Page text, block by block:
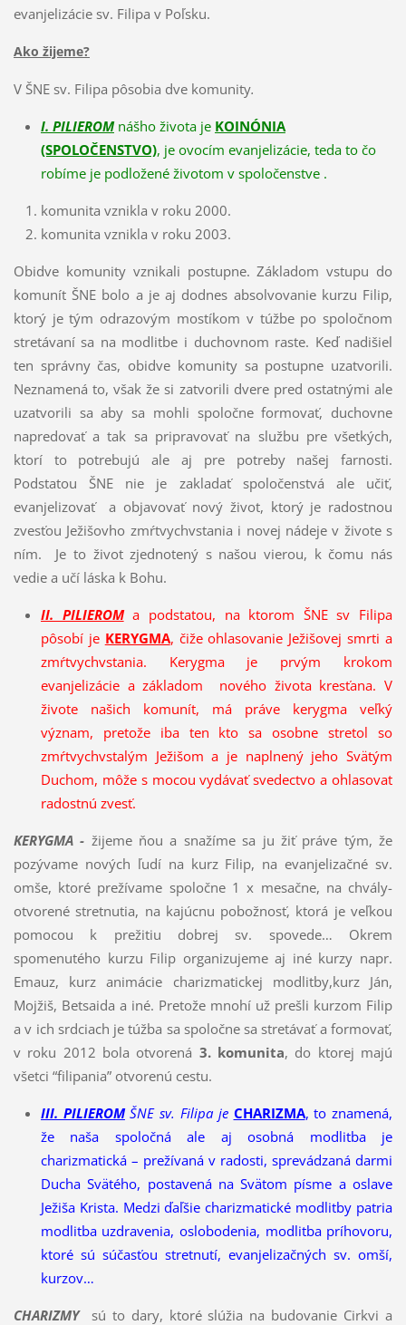
evanjelizácie sv. Filipa v Poľsku.
Ako žijeme?
V ŠNE sv. Filipa pôsobia dve komunity.
I. PILIEROMnášho života je KOINÓNIA
(SPOLOČENSTVO), je ovocím evanjelizácie, teda to čo
robíme je podložené životom v spoločenstve .
komunita vznikla v roku 2000.
komunita vznikla v roku 2003.
Obidve komunity vznikali postupne. Základom vstupu do
komunít ŠNE bolo a je aj dodnes absolvovanie kurzu Filip,
ktorý je tým odrazovým mostíkom v túžbe po spoločnom
stretávaní sa na modlitbe i duchovnom raste. Keď nadišiel
ten správny čas, obidve komunity sa postupne uzatvorili.
Neznamená to, však že si zatvorili dvere pred ostatnými ale
uzatvorili sa aby sa mohli spoločne formovať, duchovne
napredovať a tak sa pripravovať na službu pre všetkých,
ktorí to potrebujú ale aj pre potreby našej farnosti.
Podstatou ŠNE nie je zakladať spoločenstvá ale učiť,
evanjelizovať a objavovať nový život, ktorý je radostnou
zvesťou Ježišovho zmŕtvychvstania i novej nádeje v živote s
ním. Je to život zjednotený s našou vierou, k čomu nás
vedie a učí láska k Bohu.
II. PILIEROMa podstatou, na ktorom ŠNE sv Filipa
pôsobí je KERYGMA, čiže ohlasovanie Ježišovej smrti a
zmŕtvychvstania. Kerygma je prvým krokom
evanjelizácie a základom nového života kresťana. V
živote našich komunít, má práve kerygma veľký
význam, pretože iba ten kto sa osobne stretol so
zmŕtvychvstalým Ježišom a je naplnený jeho Svätým
Duchom, môže s mocou vydávať svedectvo a ohlasovať
radostnú zvesť.
KERYGMA - žijeme ňou a snažíme sa ju žiť práve tým, že
pozývame nových ľudí na kurz Filip, na evanjelizačné sv.
omše, ktoré prežívame spoločne 1 x mesačne, na chvály-
otvorené stretnutia, na kajúcnu pobožnosť, ktorá je veľkou
pomocou k prežitiu dobrej sv. spovede… Okrem
spomenutého kurzu Filip organizujeme aj iné kurzy napr.
Emauz, kurz animácie charizmatickej modlitby,kurz Ján,
Mojžiš, Betsaida a iné. Pretože mnohí už prešli kurzom Filip
a v ich srdciach je túžba sa spoločne sa stretávať a formovať,
v roku 2012 bola otvorená 3. komunita, do ktorej majú
všetci “filipania” otvorenú cestu.
III. PILIEROMŠNE sv. Filipa je CHARIZMA, to znamená,
že naša spoločná ale aj osobná modlitba je
charizmatická – prežívaná v radosti, sprevádzaná darmi
Ducha Svätého, postavená na Svätom písme a oslave
Ježiša Krista. Medzi ďaľšie charizmatické modlitby patria
modlitba uzdravenia, oslobodenia, modlitba príhovoru,
ktoré sú súčasťou stretnutí, evanjelizačných sv. omší,
kurzov…
CHARIZMY sú to dary, ktoré slúžia na budovanie Cirkvi a